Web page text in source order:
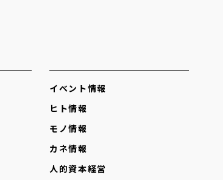
イベント情報
ヒト情報
モノ情報
カネ情報
人的資本経営